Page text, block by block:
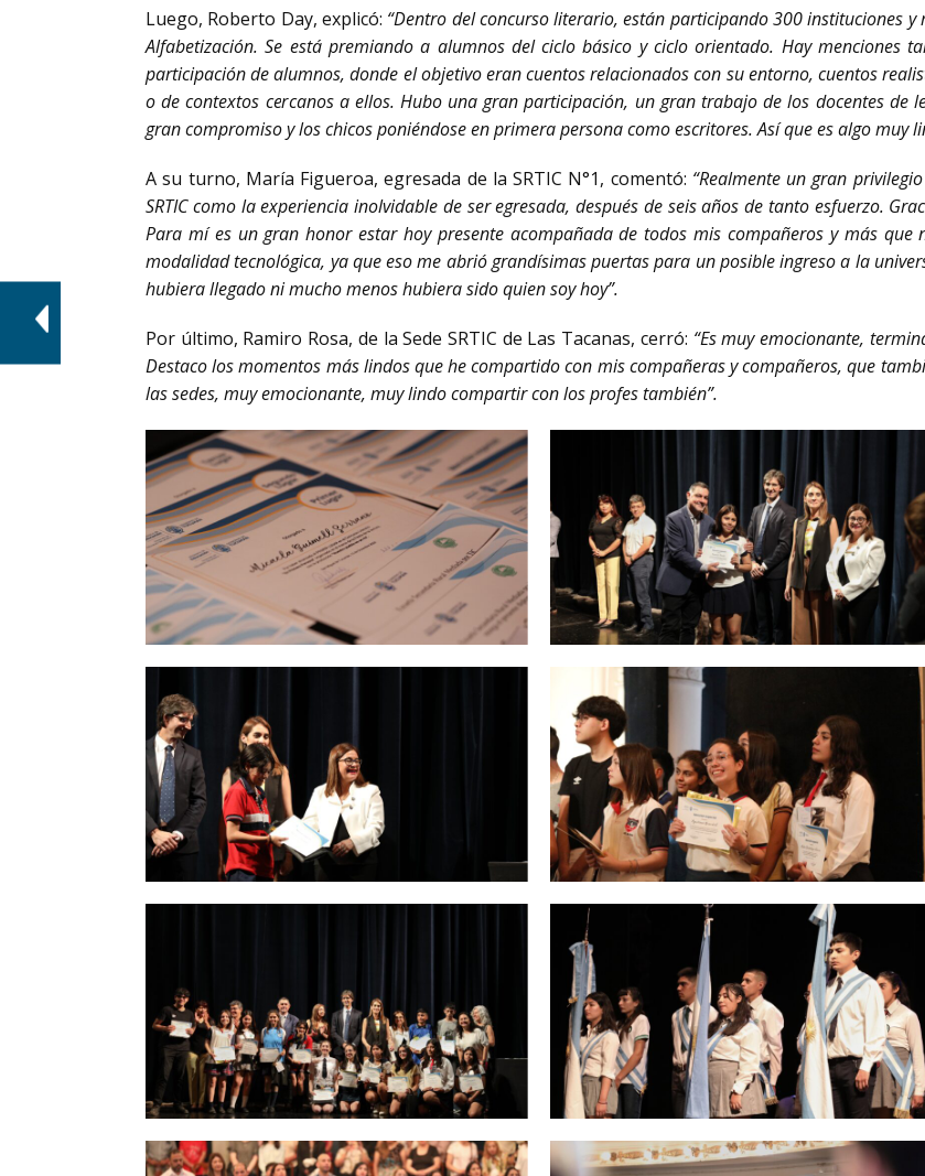
Luego, Roberto Day, explicó: “Dentro del concurso literario, están participando 300 instituciones
Alfabetización. Se está premiando a alumnos del ciclo básico y ciclo orientado. Hay menciones
participación de alumnos, donde el objetivo eran cuentos relacionados con su entorno, cuentos
o de contextos cercanos a ellos. Hubo una gran participación, un gran trabajo de los docentes de
gran compromiso y los chicos poniéndose en primera persona como escritores. Así que es algo muy
A su turno, María Figueroa, egresada de la SRTIC N°1, comentó: “Realmente un gran
SRTIC como la experiencia inolvidable de ser egresada, después de seis años de tanto esfuerzo.
Para mí es un gran honor estar hoy presente acompañada de todos mis compañeros y más
modalidad tecnológica, ya que eso me abrió grandísimas puertas para un posible ingreso a la
hubiera llegado ni mucho menos hubiera sido quien soy hoy”.
Por último, Ramiro Rosa, de la Sede SRTIC de Las Tacanas, cerró: “Es muy emocionante,
Destaco los momentos más lindos que he compartido con mis compañeras y compañeros, que
las sedes, muy emocionante, muy lindo compartir con los profes también”.